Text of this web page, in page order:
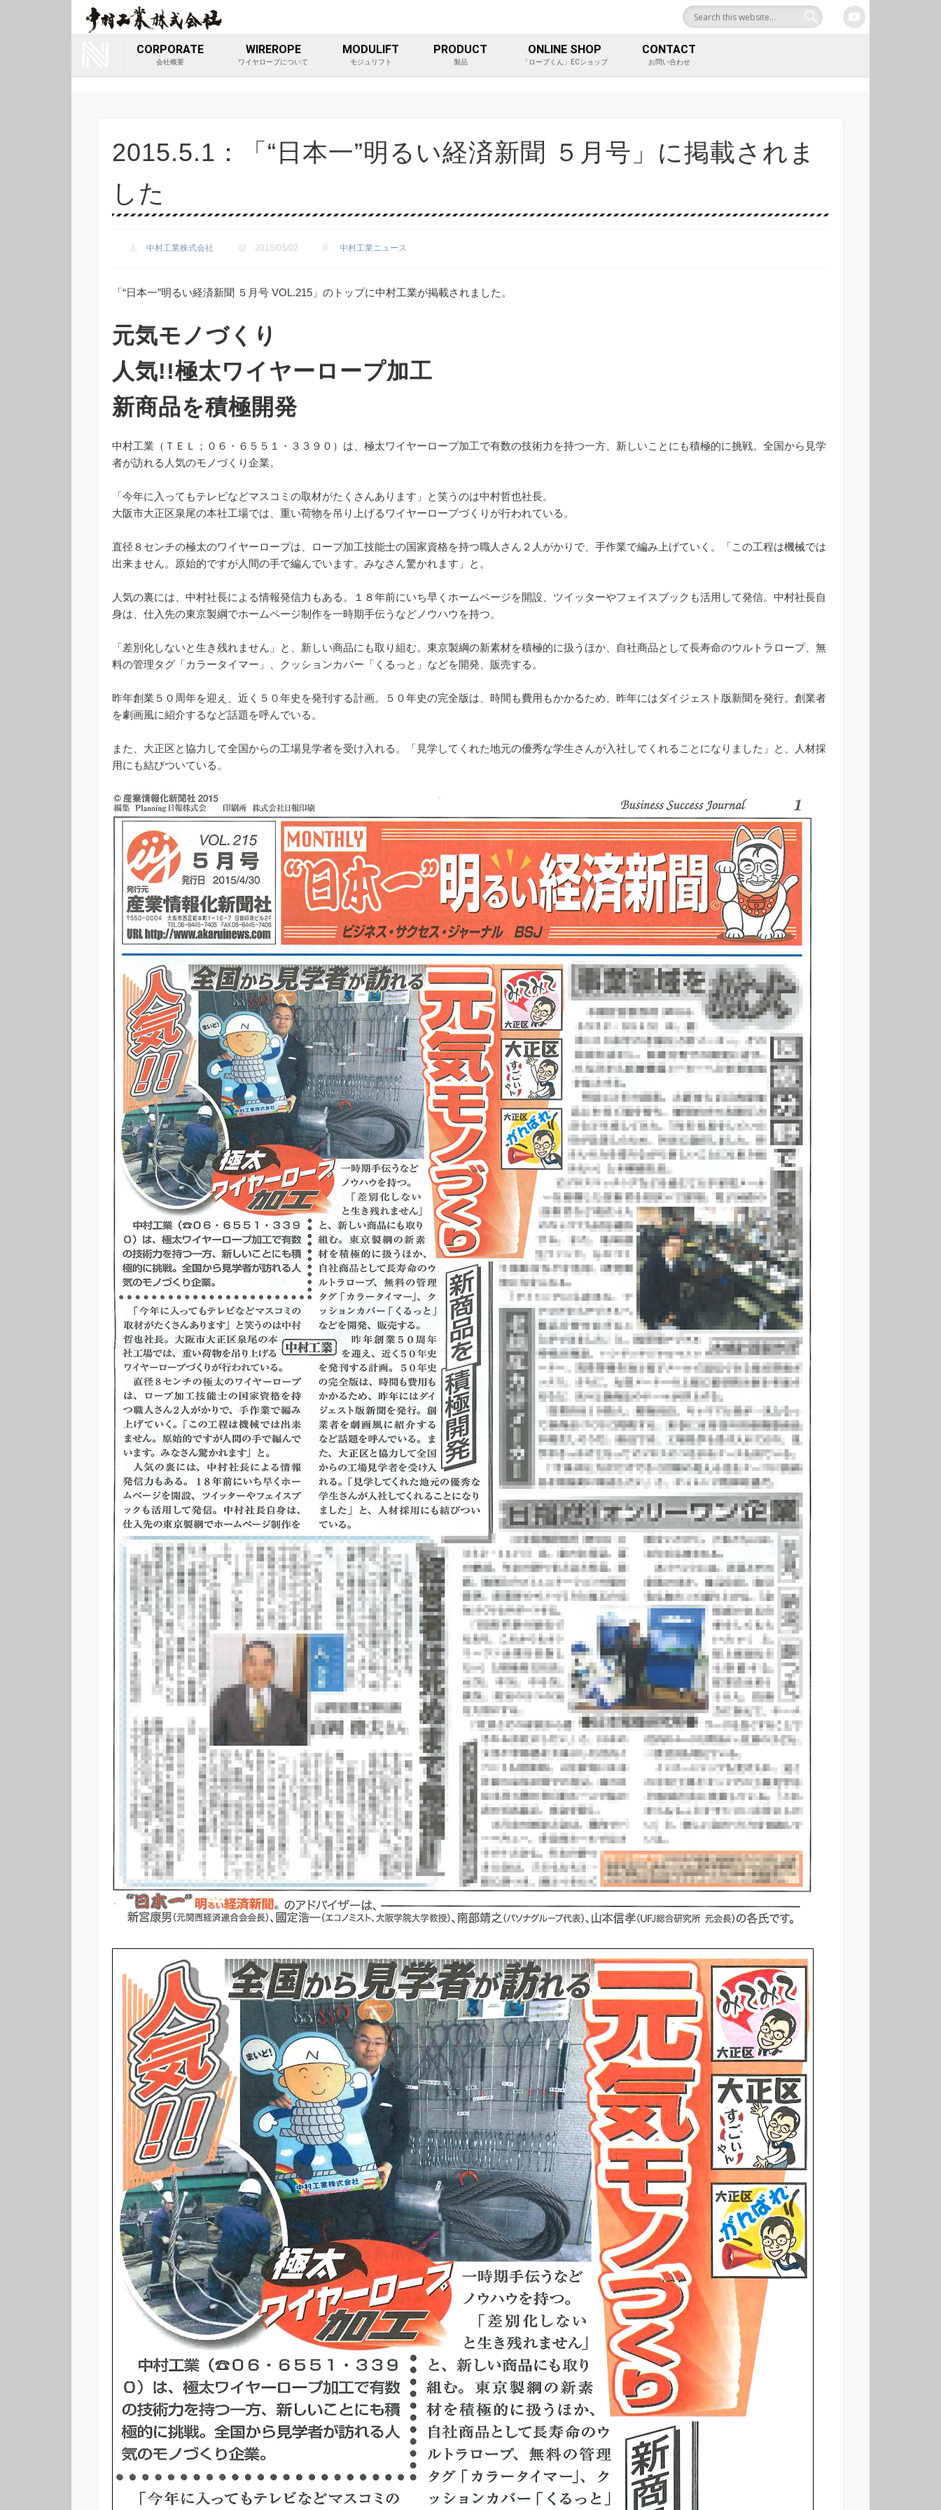
ワイヤロープ等重量物吊り上げ製品総合サイト 中村工業株式
Youtube
CORPORATE
会社概要
WIREROPE
ワイヤロープについて
MODULIFT
モジュリフト
PRODUCT
製品
ONLINE SHOP
「ロープくん」ECショップ
CONTACT
お問い合わせ
2015.5.1：「“日本一”明るい経済新聞 ５月号」に掲載されま
した
中村工業株式会社 2015/05/02 中村工業ニュース
「“日本一”明るい経済新聞 ５月号 VOL.215」のトップに中村工業が掲載されました。
元気モノづくり
人気!!極太ワイヤーロープ加工
新商品を積極開発
中村工業（ＴＥＬ；０６・６５５１・３３９０）は、極太ワイヤーロープ加工で有数の技術力を持つ一方、新しいことにも積極的に挑戦。全国から見学
者が訪れる人気のモノづくり企業。
「今年に入ってもテレビなどマスコミの取材がたくさんあります」と笑うのは中村哲也社長。
大阪市大正区泉尾の本社工場では、重い荷物を吊り上げるワイヤーロープづくりが行われている。
直径８センチの極太のワイヤーロープは、ロープ加工技能士の国家資格を持つ職人さん２人がかりで、手作業で編み上げていく。「この工程は機械では
出来ません。原始的ですが人間の手で編んでいます。みなさん驚かれます」と。
人気の裏には、中村社長による情報発信力もある。１８年前にいち早くホームページを開設、ツイッターやフェイスブックも活用して発信。中村社長自
身は、仕入先の東京製綱でホームページ制作を一時期手伝うなどノウハウを持つ。
「差別化しないと生き残れません」と、新しい商品にも取り組む。東京製綱の新素材を積極的に扱うほか、自社商品として長寿命のウルトラロープ、無
料の管理タグ「カラータイマー」、クッションカバー「くるっと」などを開発、販売する。
昨年創業５０周年を迎え、近く５０年史を発刊する計画。５０年史の完全版は、時間も費用もかかるため、昨年にはダイジェスト版新聞を発行。創業者
を劇画風に紹介するなど話題を呼んでいる。
また、大正区と協力して全国からの工場見学者を受け入れる。「見学してくれた地元の優秀な学生さんが入社してくれることになりました」と、人材採
用にも結びついている。